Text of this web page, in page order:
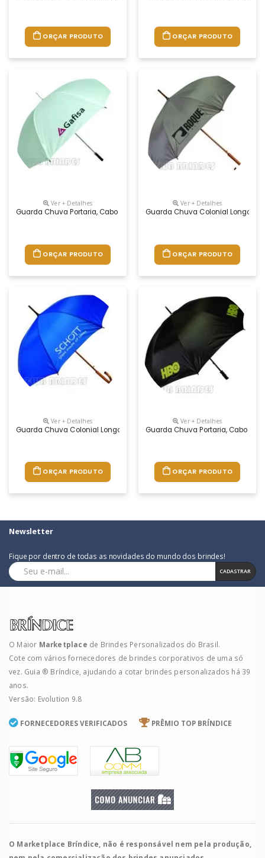
ORÇAR PRODUTO ORÇAR PRODUTO
Ver + Detalhes
Guarda Chuva Portaria, Cabo Reto. Disponível Em Várias Cores.
ORÇAR PRODUTO
Ver + Detalhes
Guarda Chuva Colonial Longo,
ORÇAR PRODUTO
Ver + Detalhes
Guarda Chuva Colonial Longo, Nylon Especial Liso, Cabo Curvo Em
ORÇAR PRODUTO
Ver + Detalhes
Guarda Chuva Portaria, Cabo
ORÇAR PRODUTO
Newsletter
Fique por dentro de todas as novidades do mundo dos brindes!
CADASTRAR
O Maior Marketplace de Brindes Personalizados do Brasil.
Cote com vários fornecedores de brindes corporativos de uma só
vez. Guia ® Bríndice, ajudando a cotar brindes personalizados há 39
anos.
Versão: Evolution 9.8
FORNECEDORES VERIFICADOS PRÊMIO TOP BRÍNDICE
O Marketplace Bríndice, não é responsável nem pela produção,